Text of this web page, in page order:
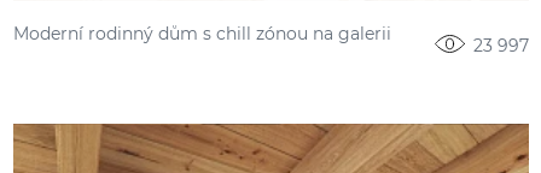
Moderní rodinný dům s chill zónou na galerii
23 997